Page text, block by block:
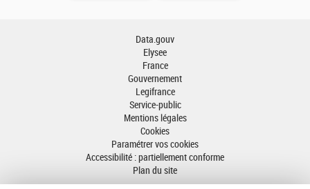
Data.gouv
Elysee
France
Gouvernement
Legifrance
Service-public
Mentions légales
Cookies
Paramétrer vos cookies
Accessibilité : partiellement conforme
Plan du site